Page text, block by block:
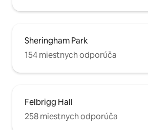
Sheringham Park
154 miestnych odporúča
Felbrigg Hall
258 miestnych odporúča